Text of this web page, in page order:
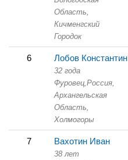
Область,
Кичменгский
Городок
6 Лобов Константин
32 года
Фуровец,Россия,
Архангельская
Область,
Холмогоры
7 Вахотин Иван
38 лет